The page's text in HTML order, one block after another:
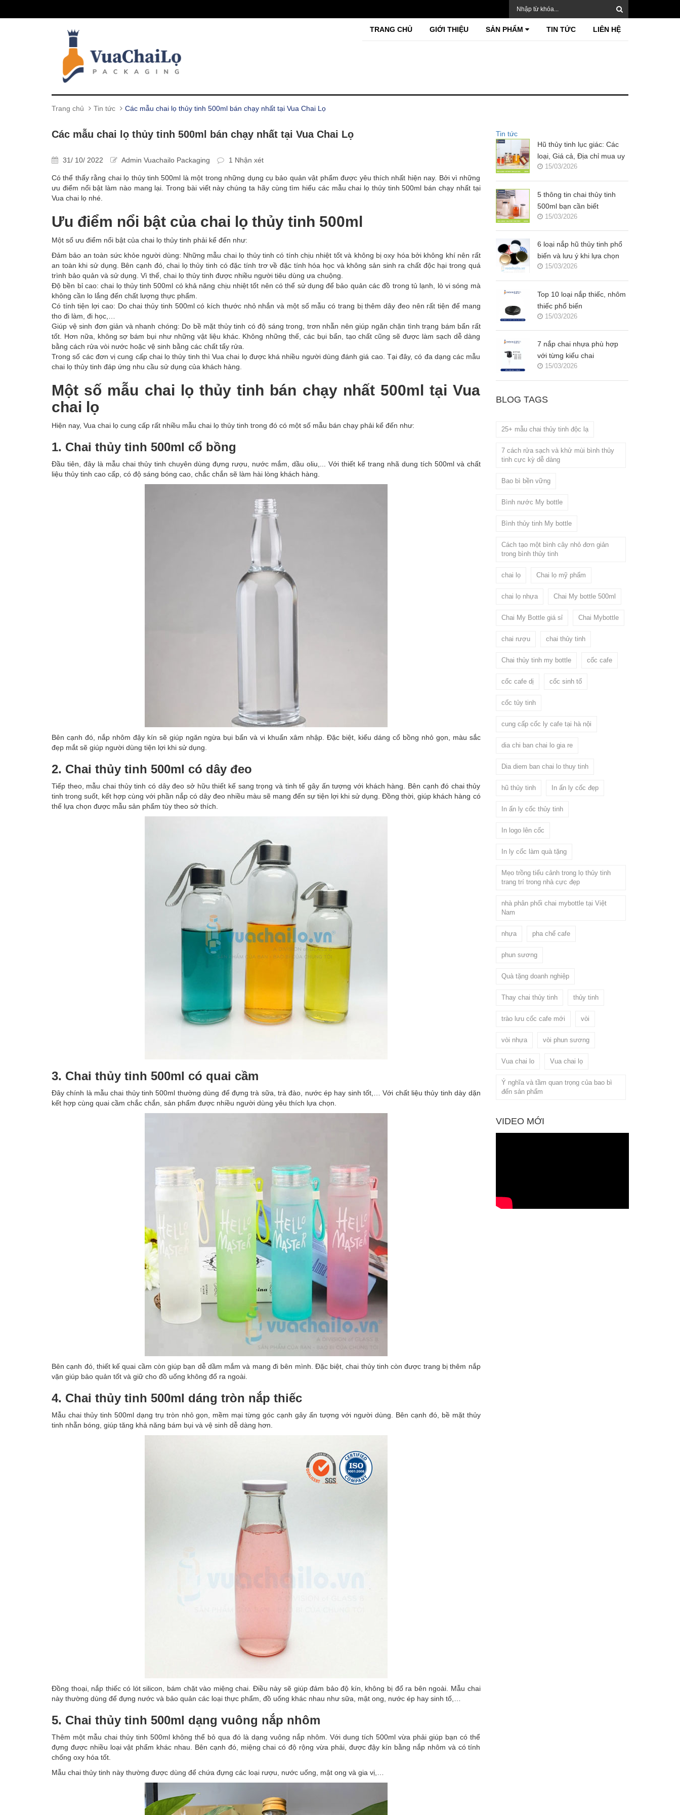
TRANG CHỦ GIỚI THIỆU SẢN PHẨM TIN TỨC LIÊN HỆ
Trang chủ Tin tức Các mẫu chai lọ thủy tinh 500ml bán chạy nhất tại Vua Chai Lọ
Các mẫu chai lọ thủy tinh 500ml bán chạy nhất tại Vua Chai Lọ
31/ 10/ 2022 Admin Vuachailo Packaging 1 Nhận xét
Có thể thấy rằng chai lọ thủy tinh 500ml là một trong những dụng cụ bảo quản vật phẩm được yêu thích nhất hiện nay. Bởi vì những
ưu điểm nổi bật làm nào mang lại. Trong bài viết này chúng ta hãy cùng tìm hiểu các mẫu chai lọ thủy tinh 500ml bán chạy nhất tại
Vua chai lọ nhé.
Ưu điểm nổi bật của chai lọ thủy tinh 500ml
Một số ưu điểm nổi bật của chai lọ thủy tinh phải kể đến như:
Đảm bảo an toàn sức khỏe người dùng: Những mẫu chai lọ thủy tinh có tính chịu nhiệt tốt và không bị oxy hóa bởi không khí nên rất
an toàn khi sử dụng. Bên cạnh đó, chai lọ thủy tinh có đặc tính trơ về đặc tính hóa học và không sản sinh ra chất độc hại trong quá
trình bảo quản và sử dụng. Vì thế, chai lọ thủy tinh được nhiều người tiêu dùng ưa chuộng.
Độ bền bỉ cao: chai lọ thủy tinh 500ml có khả năng chịu nhiệt tốt nên có thể sử dụng để bảo quản các đồ trong tủ lạnh, lò vi sóng mà
không cần lo lắng đến chất lượng thực phẩm.
Có tính tiện lợi cao: Do chai thủy tinh 500ml có kích thước nhỏ nhắn và một số mẫu có trang bị thêm dây đeo nên rất tiện để mang
tho đi làm, đi học,…
Giúp vệ sinh đơn giản và nhanh chóng: Do bề mặt thủy tinh có độ sáng trong, trơn nhẵn nên giúp ngăn chặn tình trạng bám bẩn rất
tốt. Hơn nữa, không sợ bám bụi như những vật liệu khác. Không những thế, các bụi bẩn, tạo chất cũng sẽ được làm sạch dễ dàng
bằng cách rửa vòi nước hoặc vệ sinh bằng các chất tẩy rửa.
Trong số các đơn vị cung cấp chai lọ thủy tinh thì Vua chai lọ được khá nhiều người dùng đánh giá cao. Tại đây, có đa dạng các mẫu
chai lọ thủy tinh đáp ứng nhu cầu sử dụng của khách hàng.
Một số mẫu chai lọ thủy tinh bán chạy nhất 500ml tại Vua
chai lọ
Hiện nay, Vua chai lọ cung cấp rất nhiều mẫu chai lọ thủy tinh trong đó có một số mẫu bán chạy phải kể đến như:
1. Chai thủy tinh 500ml cổ bồng
Đầu tiên, đây là mẫu chai thủy tinh chuyên dùng đựng rượu, nước mắm, dầu oliu,... Với thiết kế trang nhã dung tích 500ml và chất
liệu thủy tinh cao cấp, có độ sáng bóng cao, chắc chắn sẽ làm hài lòng khách hàng.
Bên cạnh đó, nắp nhôm đậy kín sẽ giúp ngăn ngừa bụi bẩn và vi khuẩn xâm nhập. Đặc biệt, kiểu dáng cổ bồng nhỏ gọn, màu sắc
đẹp mắt sẽ giúp người dùng tiện lợi khi sử dụng.
2. Chai thủy tinh 500ml có dây đeo
Tiếp theo, mẫu chai thủy tinh có dây đeo sở hữu thiết kế sang trọng và tinh tế gây ấn tượng với khách hàng. Bên cạnh đó chai thủy
tinh trong suốt, kết hợp cùng với phần nắp có dây đeo nhiều màu sẽ mang đến sự tiện lợi khi sử dụng. Đồng thời, giúp khách hàng có
thể lựa chọn được mẫu sản phẩm tùy theo sở thích.
3. Chai thủy tinh 500ml có quai cầm
Đây chính là mẫu chai thủy tinh 500ml thường dùng để đựng trà sữa, trà đào, nước ép hay sinh tốt,… Với chất liệu thủy tinh dày dặn
kết hợp cùng quai cầm chắc chắn, sản phẩm được nhiều người dùng yêu thích lựa chọn.
Bên cạnh đó, thiết kế quai cầm còn giúp bạn dễ dầm mắm và mang đi bên mình. Đặc biệt, chai thủy tinh còn được trang bị thêm nắp
vặn giúp bảo quản tốt và giữ cho đồ uống không đổ ra ngoài.
4. Chai thủy tinh 500ml dáng tròn nắp thiếc
Mẫu chai thủy tinh 500ml dạng trụ tròn nhỏ gọn, mềm mại từng góc cạnh gây ấn tượng với người dùng. Bên cạnh đó, bề mặt thủy
tinh nhẵn bóng, giúp tăng khả năng bám bụi và vệ sinh dễ dàng hơn.
Đồng thoại, nắp thiếc có lót silicon, bám chặt vào miệng chai. Điều này sẽ giúp đảm bảo độ kín, không bị đổ ra bên ngoài. Mẫu chai
này thường dùng để đựng nước và bảo quản các loại thực phẩm, đồ uống khác nhau như sữa, mật ong, nước ép hay sinh tố,…
5. Chai thủy tinh 500ml dạng vuông nắp nhôm
Thêm một mẫu chai thủy tinh 500ml không thể bỏ qua đó là dạng vuông nắp nhôm. Với dung tích 500ml vừa phải giúp bạn có thể
đựng được nhiều loại vật phẩm khác nhau. Bên cạnh đó, miệng chai có độ rộng vừa phải, được đậy kín bằng nắp nhôm và có tính
chống oxy hóa tốt.
Mẫu chai thủy tinh này thường được dùng để chứa đựng các loại rượu, nước uống, mật ong và gia vị,…
Tin tức
Hũ thủy tinh lục giác: Các
loại, Giá cả, Địa chỉ mua uy
tín?15/03/2026
5 thông tin chai thủy tinh
500ml bạn cần biết
15/03/2026
6 loại nắp hũ thủy tinh phổ
biến và lưu ý khi lựa chọn
15/03/2026
Top 10 loại nắp thiếc, nhôm
thiếc phổ biến
15/03/2026
7 nắp chai nhựa phù hợp
với từng kiểu chai
15/03/2026
BLOG TAGS
25+ mẫu chai thủy tinh độc lạ
7 cách rửa sạch và khử mùi bình thủy
tinh cực kỳ dễ dàng
Bao bì bền vững
Bình nước My bottle
Bình thủy tinh My bottle
Cách tạo một bình cây nhỏ đơn giản
trong bình thủy tinh
chai lọ Chai lọ mỹ phẩm
chai lọ nhựa Chai My bottle 500ml
Chai My Bottle giá sỉ Chai Mybottle
chai rượu chai thủy tinh
Chai thủy tinh my bottle cốc cafe
cốc cafe dị cốc sinh tố
cốc tủy tinh
cung cấp cốc ly cafe tại hà nội
dia chi ban chai lo gia re
Dia diem ban chai lo thuy tinh
hũ thủy tinh In ấn ly cốc đẹp
In ấn ly cốc thủy tinh
In logo lên cốc
In ly cốc làm quà tặng
Mẹo trồng tiểu cảnh trong lọ thủy tinh
trang trí trong nhà cực đẹp
nhà phân phối chai mybottle tại Việt
Nam
nhựa pha chế cafe
phun sương
Quà tặng doanh nghiệp
Thay chai thủy tinh thủy tinh
trào lưu cốc cafe mới vòi
vòi nhựa vòi phun sương
Vua chai lo Vua chai lọ
Ý nghĩa và tầm quan trọng của bao bì
đến sản phẩm
VIDEO MỚI